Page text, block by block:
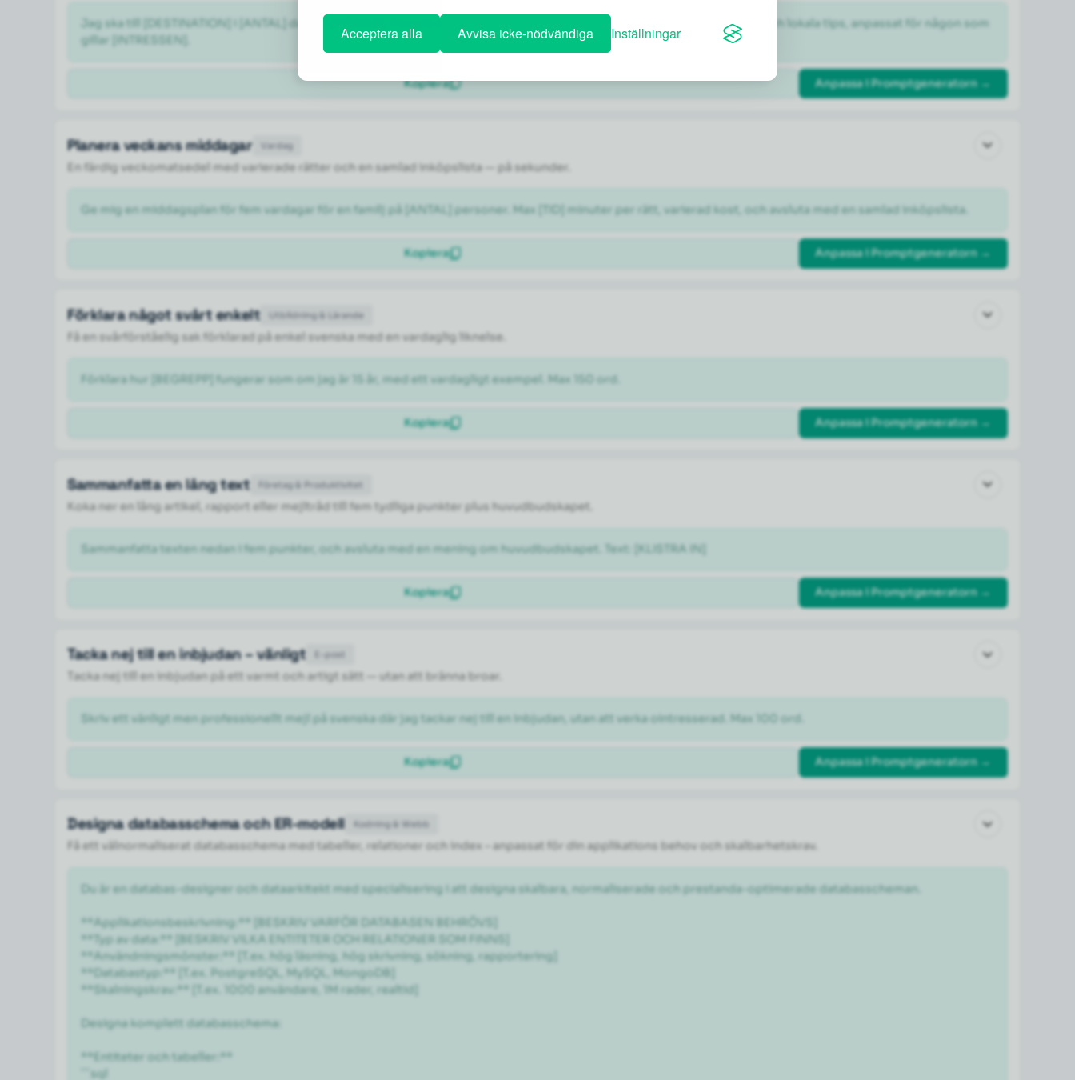
Acceptera alla Avvisa icke-nödvändiga Inställningar
Jag ska till [DESTINATION] i [ANTAL] dagar i [MÅNAD]. Föreslå ett dagsschema med en blandning av kända sevärdheter och lokala tips, anpassat för någon som
gillar [INTRESSEN].
Kopiera Anpassa i Promptgeneratorn →
Vardag
Planera veckans middagar
En färdig veckomatsedel med varierade rätter och en samlad inköpslista — på sekunder.
Ge mig en middagsplan för fem vardagar för en familj på [ANTAL] personer. Max [TID] minuter per rätt, varierad kost, och avsluta med en samlad inköpslista.
Kopiera Anpassa i Promptgeneratorn →
Utbildning & Lärande
Förklara något svårt enkelt
Få en svårförståelig sak förklarad på enkel svenska med en vardaglig liknelse.
Förklara hur [BEGREPP] fungerar som om jag är 15 år, med ett vardagligt exempel. Max 150 ord.
Kopiera Anpassa i Promptgeneratorn →
Företag & Produktivitet
Sammanfatta en lång text
Koka ner en lång artikel, rapport eller mejltråd till fem tydliga punkter plus huvudbudskapet.
Sammanfatta texten nedan i fem punkter, och avsluta med en mening om huvudbudskapet. Text: [KLISTRA IN]
Kopiera Anpassa i Promptgeneratorn →
E-post
Tacka nej till en inbjudan – vänligt
Tacka nej till en inbjudan på ett varmt och artigt sätt — utan att bränna broar.
Skriv ett vänligt men professionellt mejl på svenska där jag tackar nej till en inbjudan, utan att verka ointresserad. Max 100 ord.
Kopiera Anpassa i Promptgeneratorn →
Kodning & Webb
Designa databasschema och ER-modell
Få ett välnormaliserat databasschema med tabeller, relationer och index – anpassat för din applikations behov och skalbarhetskrav.
Du är en databas-designer och dataarkitekt med specialisering i att designa skalbara, normaliserade och prestanda-optimerade databasscheman.
**Applikationsbeskrivning:** [BESKRIV VARFÖR DATABASEN BEHRÖVS]
**Typ av data:** [BESKRIV VILKA ENTITETER OCH RELATIONER SOM FINNS]
**Användningsmönster:** [T.ex. hög läsning, hög skrivning, sökning, rapportering]
**Databastyp:** [T.ex. PostgreSQL, MySQL, MongoDB]
**Skalningskrav:** [T.ex. 1000 användare, 1M rader, realtid]
Designa komplett databasschema:
**Entiteter och tabeller:**
```sql